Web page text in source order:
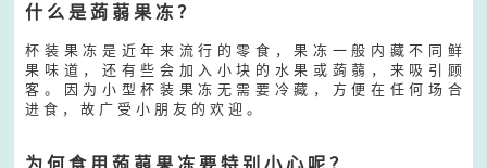
什 么 是 蒟 蒻 果 冻 ？
杯 装 果 冻 是 近 年 来 流 行 的 零 食 ， 果 冻 一 般 内 藏 不 同 鲜
果 味 道 ， 还 有 些 会 加 入 小 块 的 水 果 或 蒟 蒻 ， 来 吸 引 顾
客 。 因 为 小 型 杯 装 果 冻 无 需 要 冷 藏 ， 方 便 在 任 何 场 合
进 食 ， 故 广 受 小 朋 友 的 欢 迎 。